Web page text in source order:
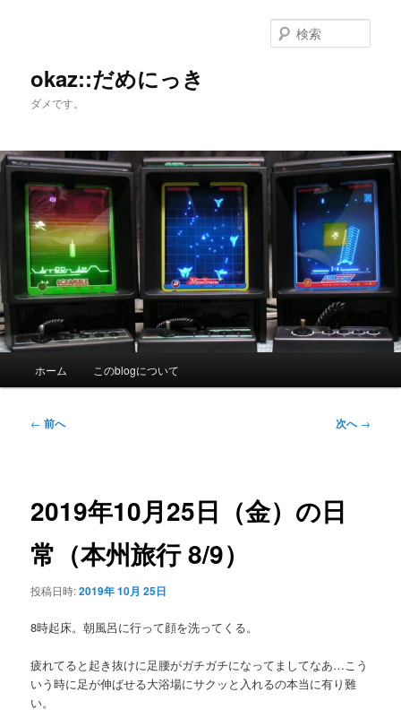
へ
移
okaz::だめにっき
ダメです。
索
ホーム このblogについて
投
ー
ョ
ン
← 前へ 次へ→
2019年10月25日（金）の日
常（本州旅行 8/9）
投稿日時:2019年 10月 25日
8時起床。朝風呂に行って顔を洗ってくる。
疲れてると起き抜けに足腰がガチガチになってましてなあ…こう
いう時に足が伸ばせる大浴場にサクッと入れるの本当に有り難
い。